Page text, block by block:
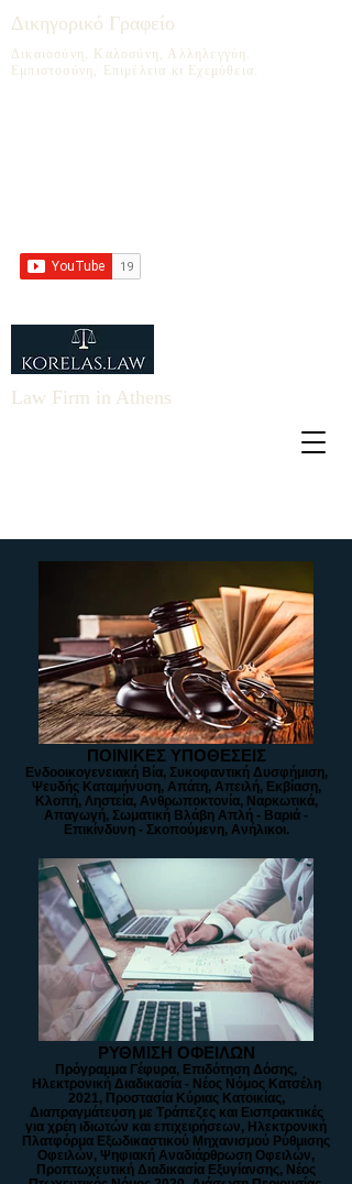
Δικαιοσύνη, Καλοσύνη, Αλληλεγγύη.
Εμπιστοσύνη, Επιμέλεια κι Εχεμύθεια.
Δικηγορικό Γραφείο
Law Firm in Athens
ΠΟΙΝΙΚΕΣ ΥΠΟΘΕΣΕΙΣ
Ενδοοικογενειακή Βία, Συκοφαντική Δυσφήμιση,
Ψευδής Καταμήνυση, Απάτη, Απειλή, Εκβίαση,
Κλοπή, Ληστεία, Ανθρωποκτονία, Ναρκωτικά,
Απαγωγή, Σωματική Βλάβη Απλή - Βαριά -
Επικίνδυνη - Σκοπούμενη, Ανήλικοι.
ΡΥΘΜΙΣΗ ΟΦΕΙΛΩΝ
Πρόγραμμα Γέφυρα, Επιδότηση Δόσης,
Ηλεκτρονική Διαδικασία - Νέος Νόμος Κατσέλη
2021, Προστασία Κύριας Κατοικίας,
Διαπραγμάτευση με Τράπεζες και Εισπρακτικές
για χρέη ιδιωτών και επιχειρήσεων, Ηλεκτρονική
Πλατφόρμα Εξωδικαστικού Μηχανισμού Ρύθμισης
Οφειλών, Ψηφιακή Αναδιάρθρωση Οφειλών,
Προπτωχευτική Διαδικασία Εξυγίανσης, Νέος